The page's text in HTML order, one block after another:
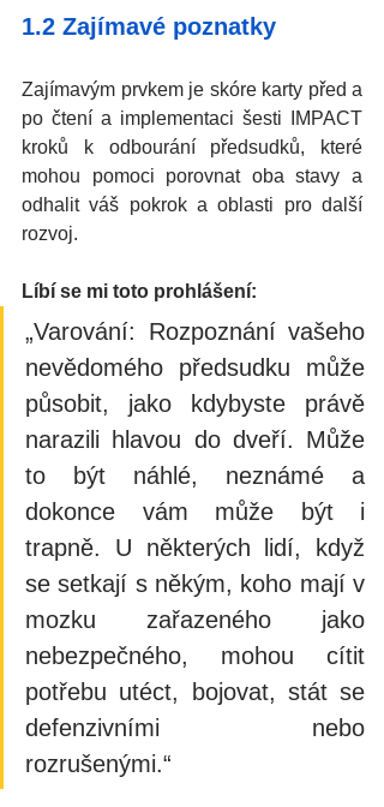
1.2 Zajímavé poznatky
Zajímavým prvkem je skóre karty před a
po čtení a implementaci šesti IMPACT
kroků k odbourání předsudků, které
mohou pomoci porovnat oba stavy a
odhalit váš pokrok a oblasti pro další
rozvoj.
Líbí se mi toto prohlášení:
„Varování: Rozpoznání vašeho
nevědomého předsudku může
působit, jako kdybyste právě
narazili hlavou do dveří. Může
to být náhlé, neznámé a
dokonce vám může být i
trapně. U některých lidí, když
se setkají s někým, koho mají v
mozku zařazeného jako
nebezpečného, mohou cítit
potřebu utéct, bojovat, stát se
defenzivními nebo
rozrušenými.“